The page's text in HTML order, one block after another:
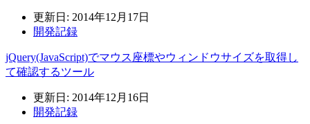
更新日: 2014年12月17日
開発記録
jQuery(JavaScript)でマウス座標やウィンドウサイズを取得し
て確認するツール
更新日: 2014年12月16日
開発記録